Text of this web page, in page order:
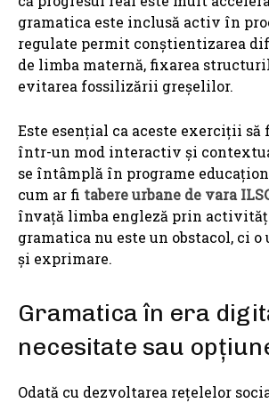
gramatica este inclusă activ în
regulate permit conștientizarea
de limba maternă, fixarea
evitarea fossilizării greșelilor.
Este esențial ca aceste exerciții să
într-un mod interactiv și
se întâmplă în programe
cum ar fi tabere urbane de vara
învață limba engleză prin
gramatica nu este un obstacol, ci o
și exprimare.
Gramatica în era
necesitate sau
Odată cu dezvoltarea rețelelor